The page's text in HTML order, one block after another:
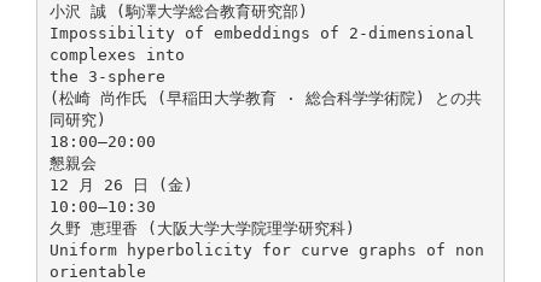
小沢 誠 (駒澤大学総合教育研究部)
Impossibility of embeddings of 2-dimensional
complexes into
the 3-sphere
(松崎 尚作氏 (早稲田大学教育 · 総合科学学術院) との共
同研究)
18:00–20:00
懇親会
12 月 26 日 (金)
10:00–10:30
久野 恵理香 (大阪大学大学院理学研究科)
Uniform hyperbolicity for curve graphs of non
orientable